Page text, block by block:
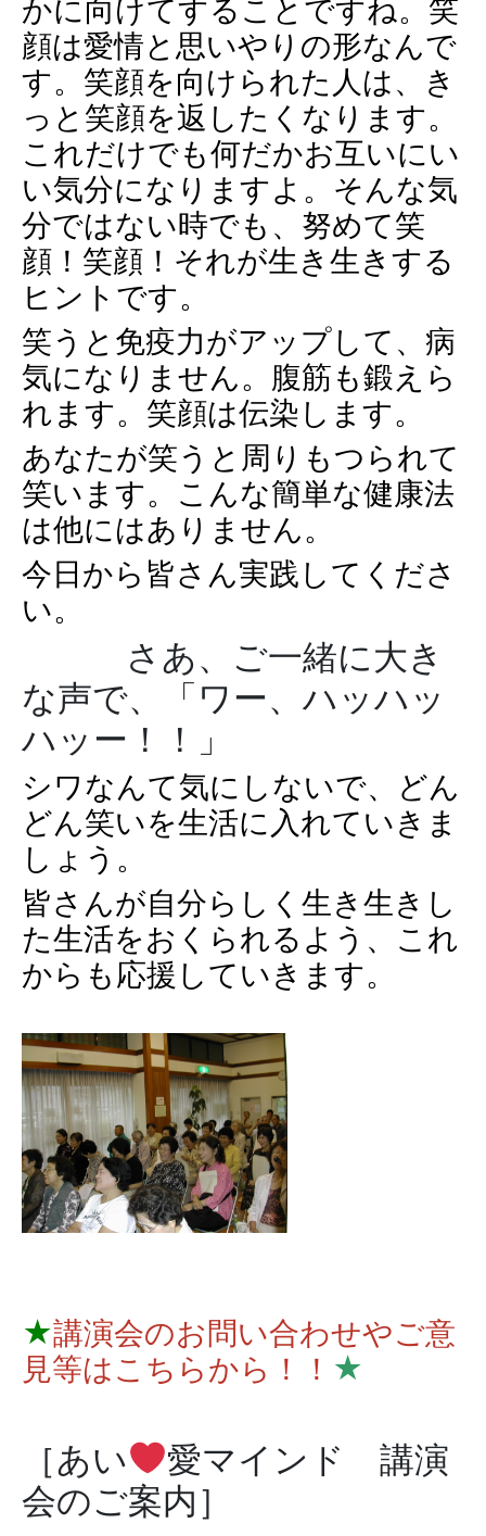
かに向けてすることですね。笑
顔は愛情と思いやりの形なんで
す。笑顔を向けられた人は、き
っと笑顔を返したくなります。
これだけでも何だかお互いにい
い気分になりますよ。そんな気
分ではない時でも、努めて笑
顔！笑顔！それが生き生きする
ヒントです。
笑うと免疫力がアップして、病
気になりません。腹筋も鍛えら
れます。笑顔は伝染します。
あなたが笑うと周りもつられて
笑います。こんな簡単な健康法
は他にはありません。
今日から皆さん実践してくださ
い。
さあ、ご一緒に大き
な声で、「ワー、ハッハッ
ハッー！！」
シワなんて気にしないで、どん
どん笑いを生活に入れていきま
しょう。
皆さんが自分らしく生き生きし
た生活をおくられるよう、これ
からも応援していきます。
★講演会のお問い合わせやご意
見等はこちらから！！ ★
［あい
愛マインド 講演
会のご案内］